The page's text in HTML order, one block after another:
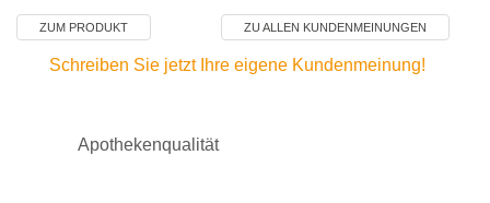
ZUM PRODUKT ZU ALLEN KUNDENMEINUNGEN
Schreiben Sie jetzt Ihre eigene Kundenmeinung!
Apothekenqualität